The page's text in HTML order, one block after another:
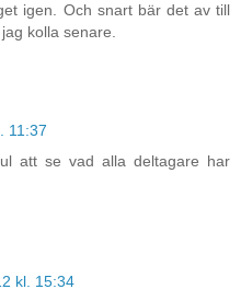
igen. Och snart bär det av till
kolla senare.
11:37
att se vad alla deltagare har
kl. 15:34